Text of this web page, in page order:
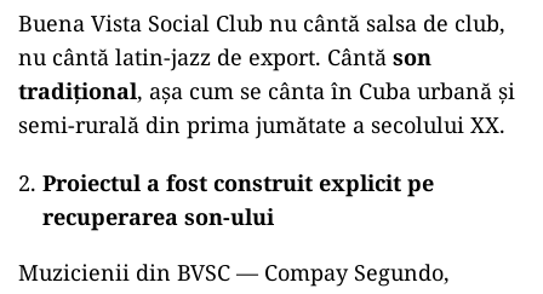
Buena Vista Social Club nu cântă salsa de club,
nu cântă latin-jazz de export. Cântă son
tradițional, așa cum se cânta în Cuba urbană și
semi-rurală din prima jumătate a secolului XX.
Proiectul a fost construit explicit pe
recuperarea son-ului
Muzicienii din BVSC — Compay Segundo,